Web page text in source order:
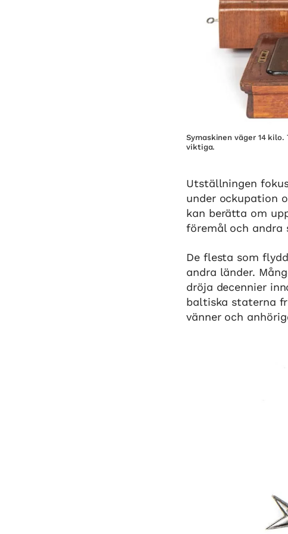
Symaskinen väger 14
viktiga.
Utställningen
under ockupation
kan berätta om
föremål och andra
De flesta som
andra länder.
dröja decennier
baltiska staterna
vänner och